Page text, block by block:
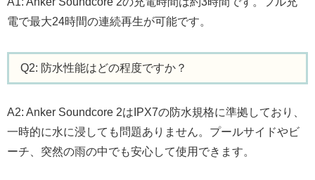
電で最大24時間の連続再生が可能です。
Q2: 防水性能はどの程度ですか？
A2: Anker Soundcore 2はIPX7の防水規格に準拠しており、
一時的に水に浸しても問題ありません。プールサイドやビ
ーチ、突然の雨の中でも安心して使用できます。